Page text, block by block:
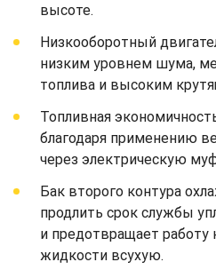
высоте.
Низкооборотный
низким уровнем шума,
топлива и высоким
Топливная
благодаря применению
через электрическую
Бак второго контура
продлить срок службы
и предотвращает
жидкости всухую.